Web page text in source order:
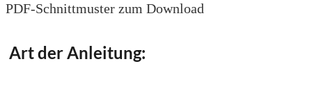
PDF-Schnittmuster zum Download
Art der Anleitung: